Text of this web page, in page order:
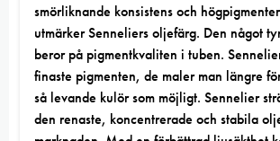
smörliknande konsistens och
utmärkerSenneliers oljefärg. Den något
beror på pigmentkvaliten i tuben.
finaste pigmenten, de maler man längre
så levande kulör som möjligt. Sennelier
den renaste, koncentrerade och stabila